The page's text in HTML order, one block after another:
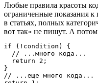
Любые правила красоты
ограниченные показания
в статьях, полных
вот так» не пишут. А
if (!condition) {
  // ...много кода...
  return 2;
}
// ...еще много кода...